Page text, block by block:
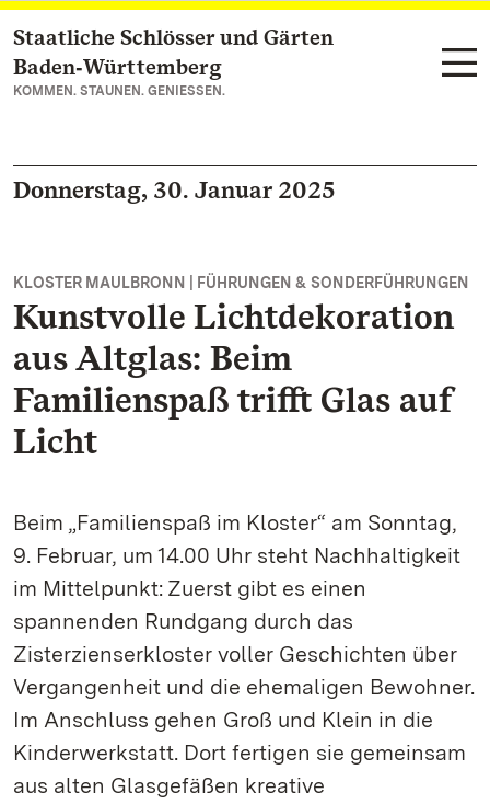
Zum Hauptinhalt springen
Staatliche Schlösser und Gärten
Baden‑Württemberg
KOMMEN. STAUNEN. GENIESSEN.
Donnerstag, 30. Januar 2025
KLOSTER MAULBRONN | FÜHRUNGEN & SONDERFÜHRUNGEN
Kunstvolle Lichtdekoration
aus Altglas: Beim
Familienspaß trifft Glas auf
Licht
Beim „Familienspaß im Kloster“ am Sonntag,
9. Februar, um 14.00 Uhr steht Nachhaltigkeit
im Mittelpunkt: Zuerst gibt es einen
spannenden Rundgang durch das
Zisterzienserkloster voller Geschichten über
Vergangenheit und die ehemaligen Bewohner.
Im Anschluss gehen Groß und Klein in die
Kinderwerkstatt. Dort fertigen sie gemeinsam
aus alten Glasgefäßen kreative